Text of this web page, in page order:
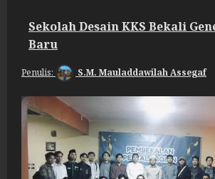
Sekolah Desain KKS Bekali
Baru
S.M. Mauladdawilah Assegaf